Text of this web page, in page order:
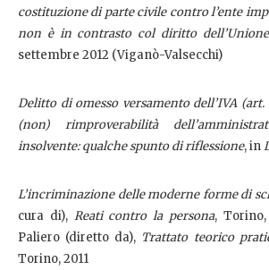
costituzione di parte civile contro l’ente
non è in contrasto col diritto dell’Unione
settembre 2012 (Viganò-Valsecchi)
Delitto di omesso versamento dell’IVA (art.
(non) rimproverabilità
insolvente: qualche spunto di riflessione, in
L’incriminazione delle moderne forme di
cura di), Reati contro la persona, Torino,
Paliero (diretto da), Trattato teorico
Torino, 2011